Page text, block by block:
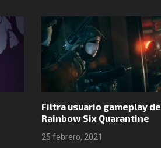
Filtra usuario gameplay de
Rainbow Six Quarantine
25 febrero, 2021